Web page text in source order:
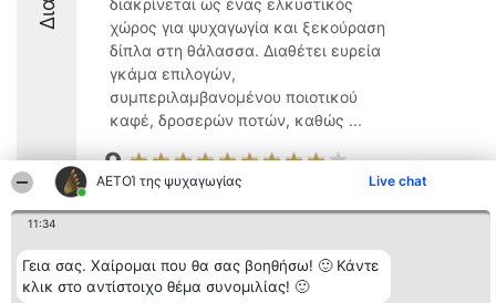
ΑΕΤΟΊ της ψυχαγωγίας Live chat
11:34
Γεια σας. Χαίρομαι που θα σας βοηθήσω! 🙂 Κάντε
κλικ στο αντίστοιχο θέμα συνομιλίας! 🙂
διακρίνεται ως ένας ελκυστικός
χώρος για ψυχαγωγία και ξεκούραση
δίπλα στη θάλασσα. Διαθέτει ευρεία
γκάμα επιλογών,
συμπεριλαμβανομένου ποιοτικού
καφέ, δροσερών ποτών, καθώς ...
9
κατάταξης
BEAUTIFUL COMPANY
Μονοπρόσωπη ΙΚΕ
Λίστα όλων
των
Επικοινωνία